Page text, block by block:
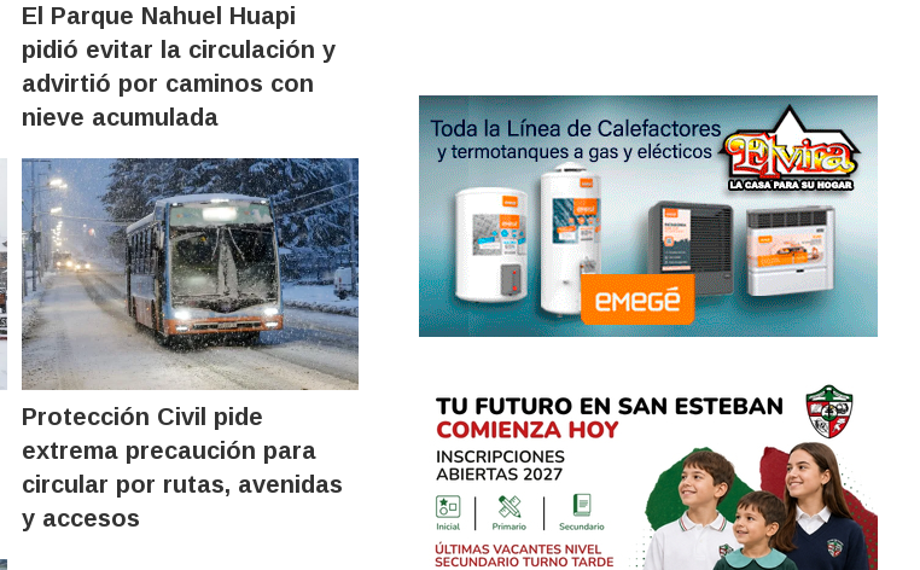
El Parque Nahuel Huapi
pidió evitar la circulación y
advirtió por caminos con
nieve acumulada
Protección Civil pide
extrema precaución para
circular por rutas, avenidas
y accesos